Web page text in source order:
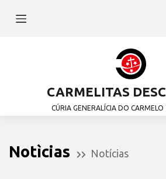
CARMELITAS
CÚRIA GENERALÍCIA DO CARMELO
Notìcias Notícias